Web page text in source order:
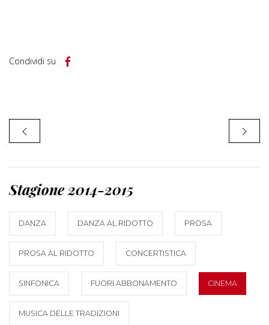
Condividi su
Stagione 2014-2015
DANZA DANZA AL RIDOTTO PROSA
PROSA AL RIDOTTO CONCERTISTICA
SINFONICA FUORI ABBONAMENTO CINEMA
MUSICA DELLE TRADIZIONI